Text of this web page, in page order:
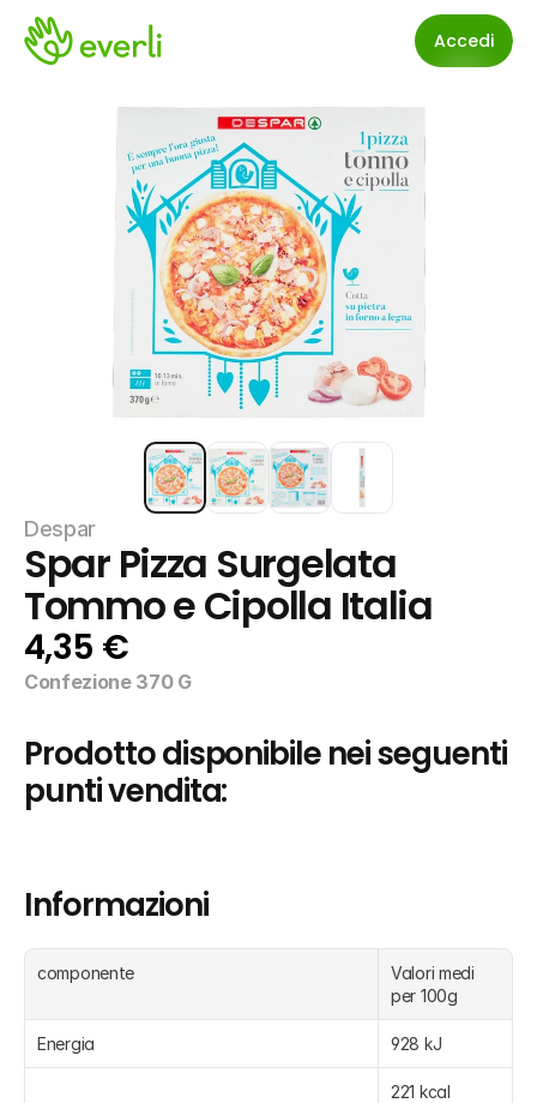
Accedi
Despar
Spar Pizza Surgelata
Tommo e Cipolla Italia
4,35 €
Confezione 370 G
Prodotto disponibile nei seguenti
punti vendita:
Informazioni
componente
Valori medi
per 100g
Energia 928 kJ
221 kcal